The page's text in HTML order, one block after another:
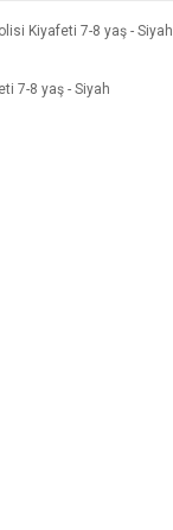
Kiyafeti 7-8 yaş - Siyah